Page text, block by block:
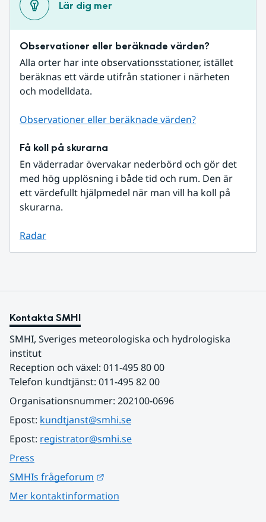
Lär dig mer
Observationer eller beräknade värden?
Alla orter har inte observationsstationer, istället
beräknas ett värde utifrån stationer i närheten
och modelldata.
Observationer eller beräknade värden?
Få koll på skurarna
En väderradar övervakar nederbörd och gör det
med hög upplösning i både tid och rum. Den är
ett värdefullt hjälpmedel när man vill ha koll på
skurarna.
Radar
Kontakta SMHI
SMHI, Sveriges meteorologiska och hydrologiska
institut
Reception och växel: 011-495 80 00
Telefon kundtjänst: 011-495 82 00
Organisationsnummer: 202100-0696
Epost: kundtjanst@smhi.se
Epost: registrator@smhi.se
Press
SMHIs frågeforum
Mer kontaktinformation